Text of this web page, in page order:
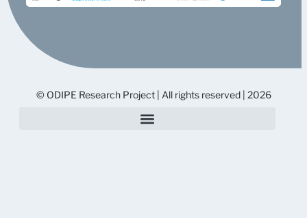
© ODIPE Research Project | All rights reserved | 2026